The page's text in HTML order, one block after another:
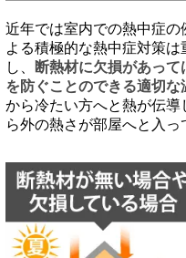
近年では室内での熱中症
よる積極的な熱中症対策
し、
断熱材に欠損があっ
を防ぐことのできる適切な
から冷たい方へと熱が伝
ら外の熱さが部屋へと入っ